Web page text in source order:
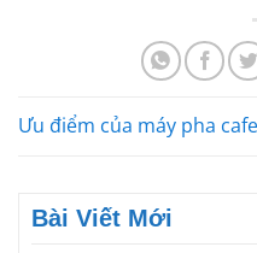
Ưu điểm của máy pha cafe
Bài Viết Mới